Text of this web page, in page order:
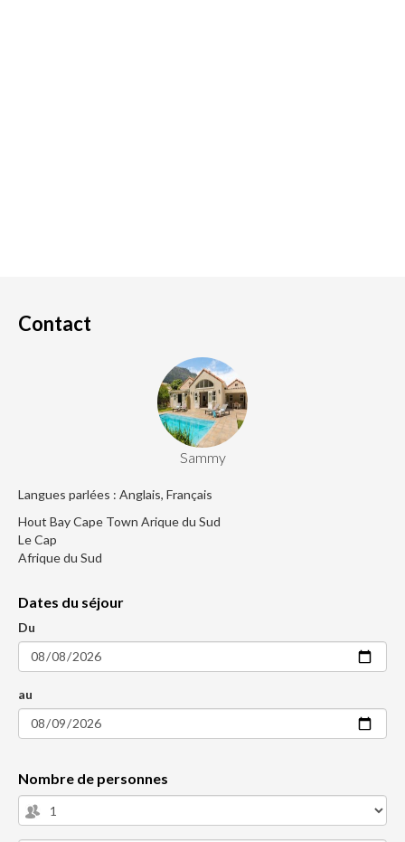
Contact
Sammy
Langues parlées : Anglais, Français
Hout Bay Cape Town Arique du Sud
Le Cap
Afrique du Sud
Dates du séjour
Du
au
Nombre de personnes